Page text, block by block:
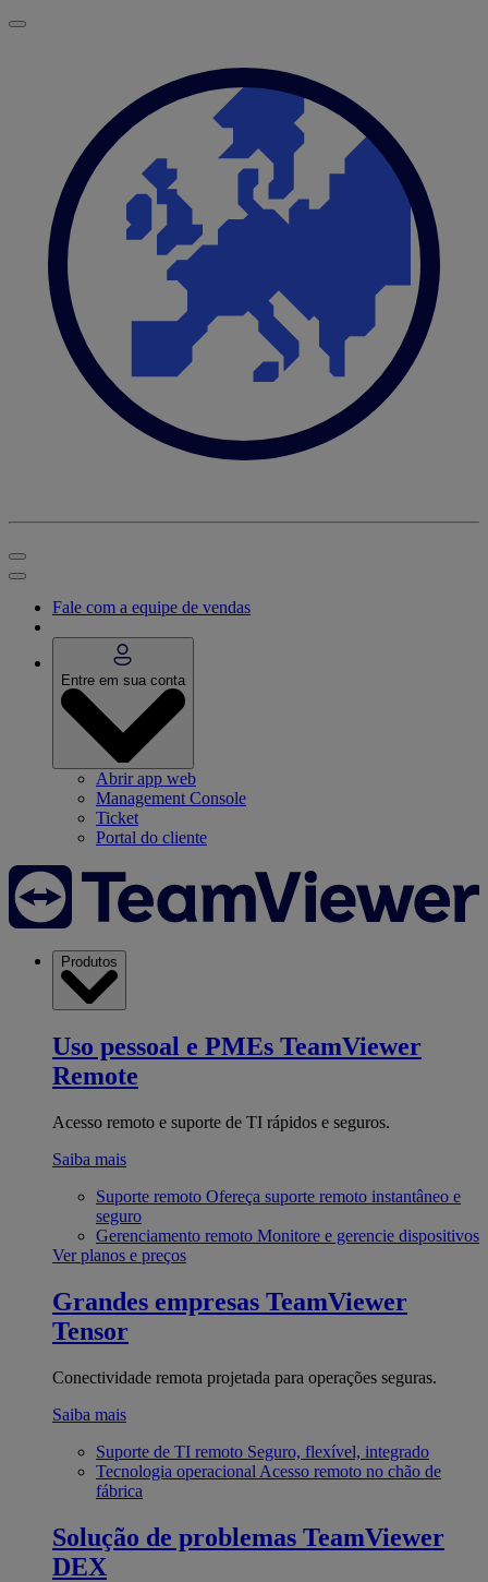
Fale com a equipe de vendas
Entre em sua conta
Abrir app web
Management Console
Ticket
Portal do cliente
Produtos
Uso pessoal e PMEs TeamViewer
Remote
Acesso remoto e suporte de TI rápidos e seguros.
Saiba mais
Suporte remoto Ofereça suporte remoto instantâneo e
seguro
Gerenciamento remoto Monitore e gerencie dispositivos
Ver planos e preços
Grandes empresas TeamViewer
Tensor
Conectividade remota projetada para operações seguras.
Saiba mais
Suporte de TI remoto Seguro, flexível, integrado
Tecnologia operacional Acesso remoto no chão de
fábrica
Solução de problemas TeamViewer
DEX